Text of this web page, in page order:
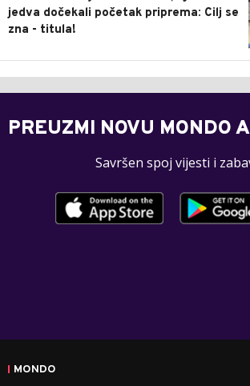
jedva dočekali početak priprema: Cilj se
zna - titula!
PREUZMI NOVU MONDO
Savršen spoj vijesti i
MONDO